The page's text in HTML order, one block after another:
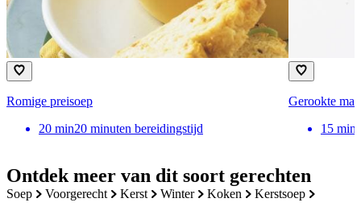
Ontdek meer van dit soort gerechten
soep voorgerecht kerst winter koken kerstsoep
Romige preisoep
20 min20 minuten bereidingstijd
Gerookte
15 min